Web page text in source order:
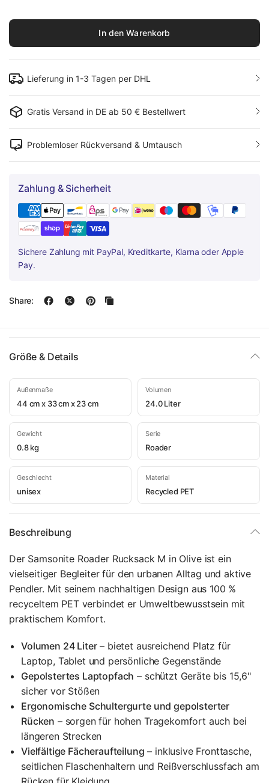
In den Warenkorb
Lieferung in 1-3 Tagen per DHL
Gratis Versand in DE ab 50 € Bestellwert
Problemloser Rückversand & Umtausch
Zahlung & Sicherheit
Sichere Zahlung mit PayPal, Kreditkarte, Klarna oder Apple
Pay.
Share:
Größe & Details
Außenmaße
44 cm x 33 cm x 23 cm
Volumen
24.0 Liter
Gewicht
0.8 kg
Serie
Roader
Geschlecht
unisex
Material
Recycled PET
Beschreibung
Der Samsonite Roader Rucksack M in Olive ist ein
vielseitiger Begleiter für den urbanen Alltag und aktive
Pendler. Mit seinem nachhaltigen Design aus 100 %
recyceltem PET verbindet er Umweltbewusstsein mit
praktischem Komfort.
Volumen 24 Liter– bietet ausreichend Platz für
Laptop, Tablet und persönliche Gegenstände
Gepolstertes Laptopfach – schützt Geräte bis 15,6"
sicher vor Stößen
Ergonomische Schultergurte und gepolsterter
Rücken – sorgen für hohen Tragekomfort auch bei
längeren Strecken
Vielfältige Fächeraufteilung – inklusive Fronttasche,
seitlichen Flaschenhaltern und Reißverschlussfach am